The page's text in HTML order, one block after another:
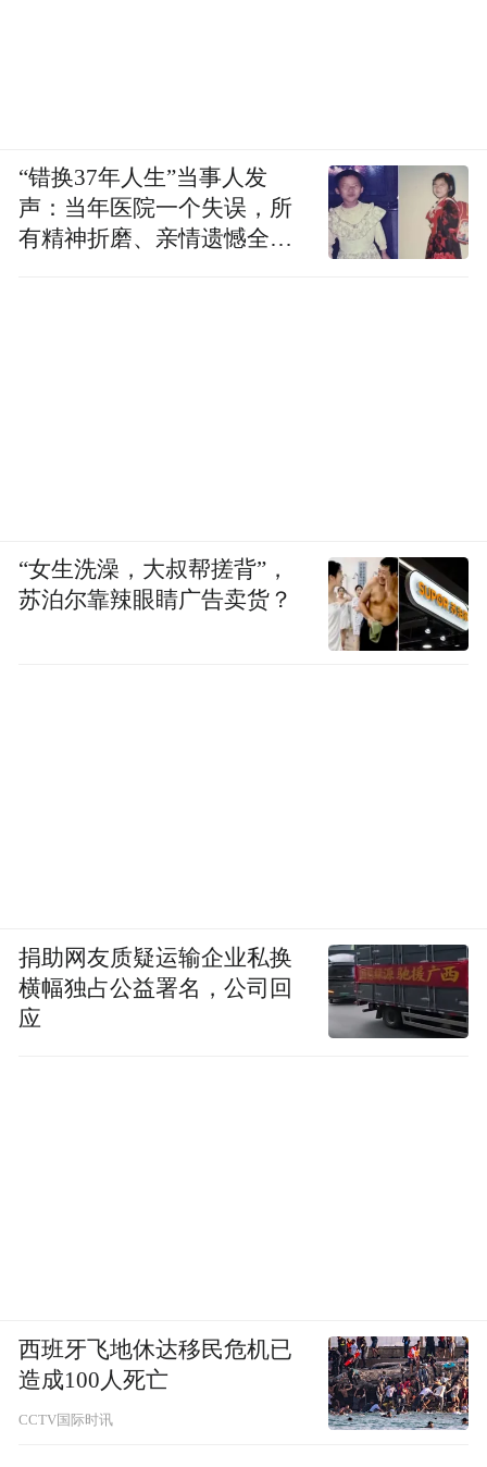
“错换37年人生”当事人发
声：当年医院一个失误，所
有精神折磨、亲情遗憾全部
“女生洗澡，大叔帮搓背”，
苏泊尔靠辣眼睛广告卖货？
捐助网友质疑运输企业私换
横幅独占公益署名，公司回
应
西班牙飞地休达移民危机已
造成100人死亡
CCTV国际时讯